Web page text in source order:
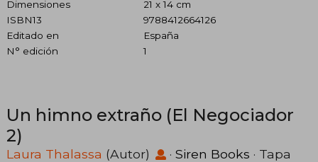
Dimensiones
21 x 14 cm
ISBN13
9788412664126
Editado en
España
N° edición
1
Un himno extraño (El Negociador
2)
Laura Thalassa (Autor) · Siren Books · Tapa